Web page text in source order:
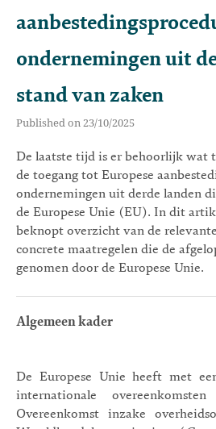
ondernemingen uit
stand van zaken
Published on 23/10/2025
De laatste tijd is er behoorlijk wat
de toegang tot Europese
ondernemingen uit derde landen
de Europese Unie (EU). In dit
beknopt overzicht van de
concrete maatregelen die de
genomen door de Europese Unie.
Algemeen kader
De Europese Unie heeft met
internationale
Overeenkomst inzake